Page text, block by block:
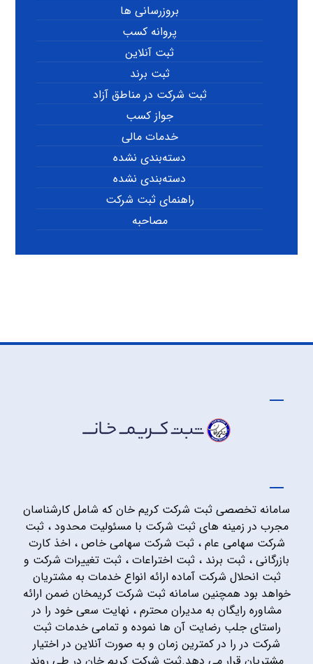
بروزرسانی ها
پروانه کسب
ثبت آنلاین
ثبت برند
ثبت شرکت در مناطق آزاد
جواز کسب
خدمات مالی
دسته‌بندی نشده
دسته‌بندی نشده
راهنمای ثبت شرکت
مصاحبه
سامانه تخصصی ثبت شرکت کریم خان که شامل کارشناسان
مجرب در زمینه های ثبت شرکت با مسئولیت محدود ، ثبت
شرکت سهامی عام ، ثبت شرکت سهامی خاص ، اخذ کارت
بازرگانی ، ثبت برند ، ثبت اختراعات ، ثبت تغییرات شرکت و
ثبت انحلال شرکت آماده ارائه انواع خدمات به مشتریان
خواهد بود همچنین سامانه ثبت شرکت کریمخان ضمن ارائه
مشاوره رایگان به مدیران محترم ، نهایت سعی خود را در
راستای جلب رضایت آن ها نموده و تمامی خدمات ثبت
شرکت در را در کمترین زمان و به صورت آنلاین در اختیار